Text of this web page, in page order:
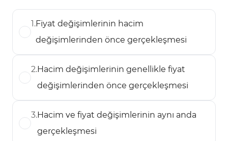
1.Fiyat değişimlerinin hacim
değişimlerinden önce gerçekleşmesi
2.Hacim değişimlerinin genellikle fiyat
değişimlerinden önce gerçekleşmesi
3.Hacim ve fiyat değişimlerinin aynı anda
gerçekleşmesi